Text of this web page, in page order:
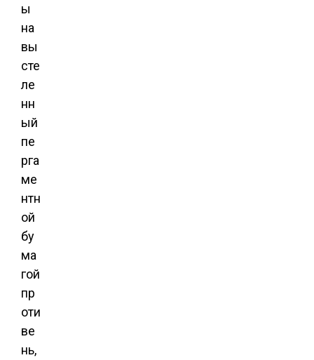
ы
на
вы
сте
ле
нн
ый
пе
рга
ме
нтн
ой
бу
ма
гой
пр
оти
ве
нь,